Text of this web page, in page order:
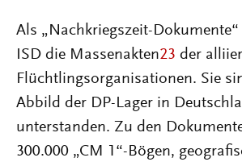
Als „Nachkriegszeit-
ISD die Massenakten23 der
Flüchtlingsorganisationen. Sie
Abbild der DP-Lager in
unterstanden. Zu den
300.000 „CM 1“-Bögen,